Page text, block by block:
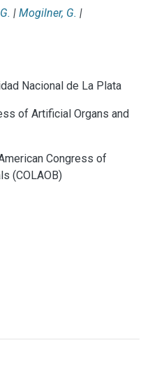
| Mogilner, G. |
Nacional de La Plata
of Artificial Organs and
Congress of
(COLAOB)